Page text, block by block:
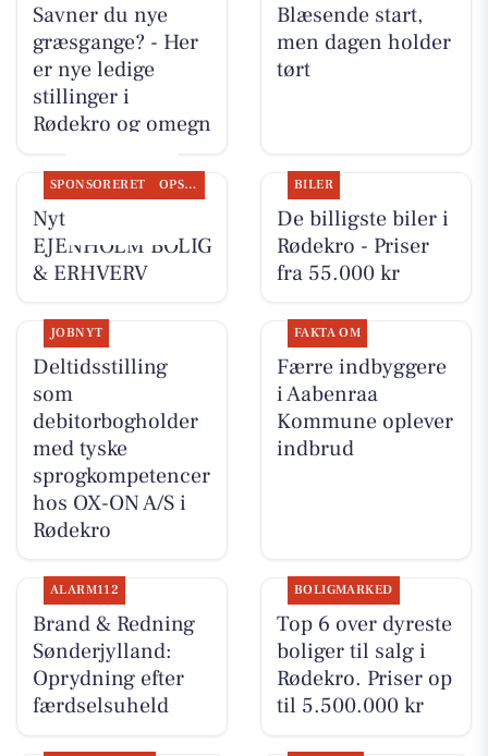
Savner du nye
græsgange? - Her
er nye ledige
stillinger i
Rødekro og omegn
Blæsende start,
men dagen holder
tørt
SPONSORERET OPSLAGSTAVLEN
Nyt fra
EJENHOLM BOLIG
& ERHVERV
BILER
De billigste biler i
Rødekro - Priser
fra 55.000 kr
JOBNYT
Deltidsstilling
som
debitorbogholder
med tyske
sprogkompetencer
hos OX-ON A/S i
Rødekro
FAKTA OM
Færre indbyggere
i Aabenraa
Kommune oplever
indbrud
ALARM112
Brand & Redning
Sønderjylland:
Oprydning efter
færdselsuheld
BOLIGMARKED
Top 6 over dyreste
boliger til salg i
Rødekro. Priser op
til 5.500.000 kr